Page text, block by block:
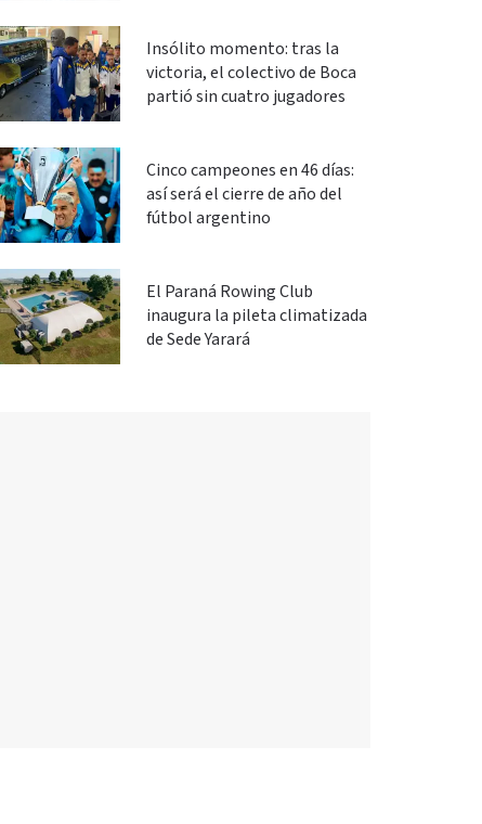
Insólito momento: tras la
victoria, el colectivo de Boca
partió sin cuatro jugadores
Cinco campeones en 46 días:
así será el cierre de año del
fútbol argentino
El Paraná Rowing Club
inaugura la pileta climatizada
de Sede Yarará